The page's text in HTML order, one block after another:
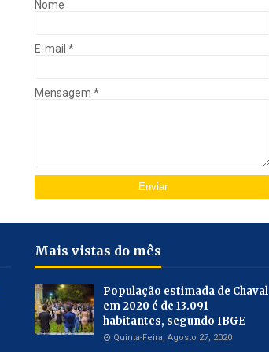
Nome
E-mail *
Mensagem *
Mais vistas do mês
População estimada de Chaval
em 2020 é de 13.091
habitantes, segundo IBGE
Quinta-Feira, Agosto 27, 2020